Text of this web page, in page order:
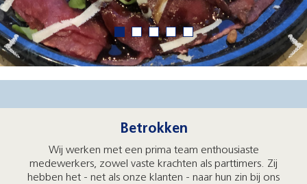
Betrokken
Wij werken met een prima team enthousiaste
medewerkers, zowel vaste krachten als parttimers. Zij
hebben het - net als onze klanten - naar hun zin bij ons